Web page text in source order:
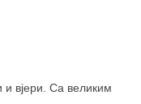
и вјери. Са великим